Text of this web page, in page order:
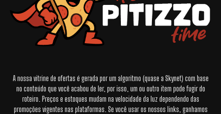
A nossa vitrine de ofertas é gerada por um algoritmo (quase a Skynet) com base
no conteúdo que você acabou de ler, por isso, um ou outro item pode fugir do
roteiro. Preços e estoques mudam na velocidade da luz dependendo das
promoções vigentes nas plataformas. Se você usar os nossos links, ganhamos